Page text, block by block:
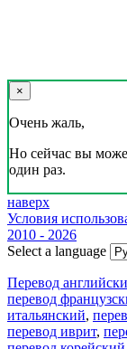
×
Очень жаль,
Но сейчас вы
один раз.
наверх
Условия
2010 - 2026
Select a language
Перевод
перевод
итальянский,
перевод иврит,